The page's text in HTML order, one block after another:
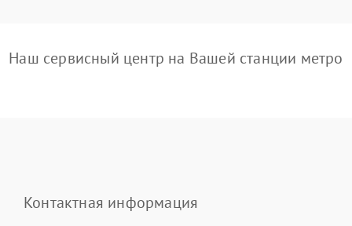
Наш сервисный центр на Вашей станции метро
Контактная информация